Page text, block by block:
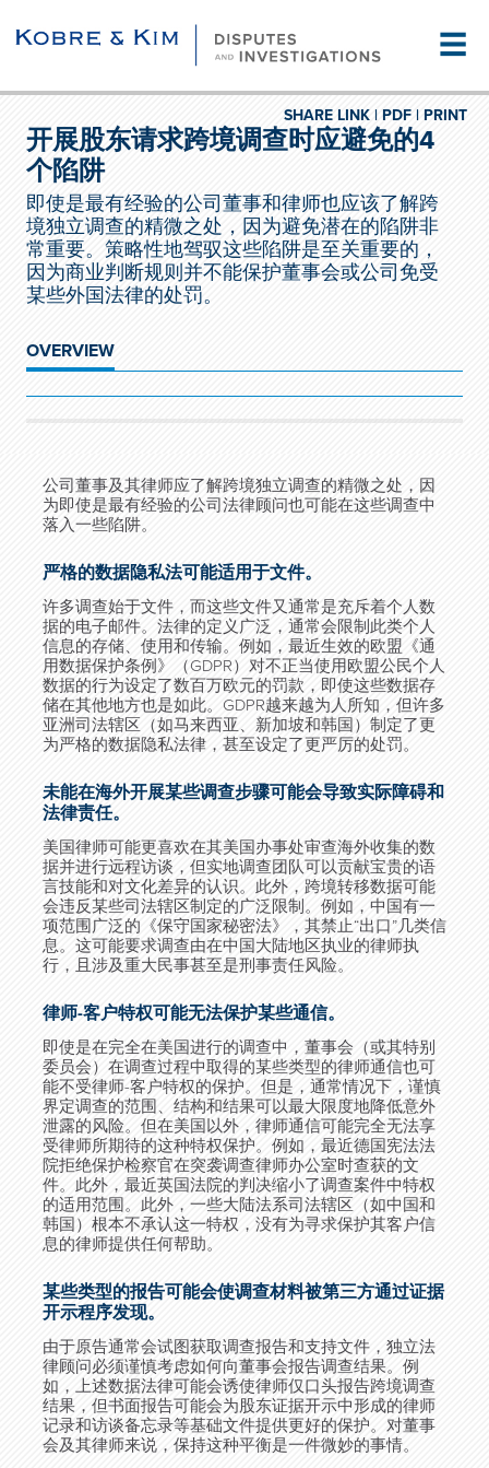
☰
PRINT
PDF |
SHARE LINK |
开展股东请求跨境调查时应避免的4
个陷阱
即使是最有经验的公司董事和律师也应该了解跨
境独立调查的精微之处，因为避免潜在的陷阱非
常重要。策略性地驾驭这些陷阱是至关重要的，
因为商业判断规则并不能保护董事会或公司免受
某些外国法律的处罚。
OVERVIEW
公司董事及其律师应了解跨境独立调查的精微之处，因
为即使是最有经验的公司法律顾问也可能在这些调查中
落入一些陷阱。
严格的数据隐私法可能适用于文件。
许多调查始于文件，而这些文件又通常是充斥着个人数
据的电子邮件。法律的定义广泛，通常会限制此类个人
信息的存储、使用和传输。例如，最近生效的欧盟《通
用数据保护条例》（GDPR）对不正当使用欧盟公民个人
数据的行为设定了数百万欧元的罚款，即使这些数据存
储在其他地方也是如此。 GDPR越来越为人所知，但许多
亚洲司法辖区（如马来西亚、新加坡和韩国）制定了更
为严格的数据隐私法律，甚至设定了更严厉的处罚。
未能在海外开展某些调查步骤可能会导致实际障碍和
法律责任。
美国律师可能更喜欢在其美国办事处审查海外收集的数
据并进行远程访谈，但实地调查团队可以贡献宝贵的语
言技能和对文化差异的认识。此外，跨境转移数据可能
会违反某些司法辖区制定的广泛限制。例如，中国有一
项范围广泛的《保守国家秘密法》，其禁止“出口”几类信
息。这可能要求调查由在中国大陆地区执业的律师执
行，且涉及重大民事甚至是刑事责任风险。
律师-客户特权可能无法保护某些通信。
即使是在完全在美国进行的调查中，董事会（或其特别
委员会）在调查过程中取得的某些类型的律师通信也可
能不受律师-客户特权的保护。但是，通常情况下，谨慎
界定调查的范围、结构和结果可以最大限度地降低意外
泄露的风险。但在美国以外，律师通信可能完全无法享
受律师所期待的这种特权保护。例如，最近德国宪法法
院拒绝保护检察官在突袭调查律师办公室时查获的文
件。此外，最近英国法院的判决缩小了调查案件中特权
的适用范围。此外，一些大陆法系司法辖区（如中国和
韩国）根本不承认这一特权，没有为寻求保护其客户信
息的律师提供任何帮助。
某些类型的报告可能会使调查材料被第三方通过证据
开示程序发现。
由于原告通常会试图获取调查报告和支持文件，独立法
律顾问必须谨慎考虑如何向董事会报告调查结果。例
如，上述数据法律可能会诱使律师仅口头报告跨境调查
结果，但书面报告可能会为股东证据开示中形成的律师
记录和访谈备忘录等基础文件提供更好的保护。对董事
会及其律师来说，保持这种平衡是一件微妙的事情。